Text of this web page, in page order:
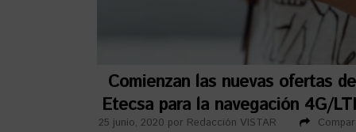
Comienzan las nuevas ofertas de
Etecsa para la navegación 4G/
25 junio, 2020 por Redacción VISTAR